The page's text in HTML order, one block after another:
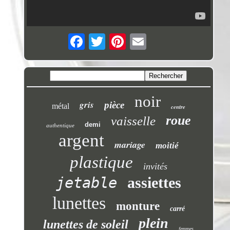
métal gris pièce noir centre
authentique demi vaisselle roue
argent mariage moitié
plastique invités
jetable assiettes
lunettes monture carré
lunettes de soleil plein femmes